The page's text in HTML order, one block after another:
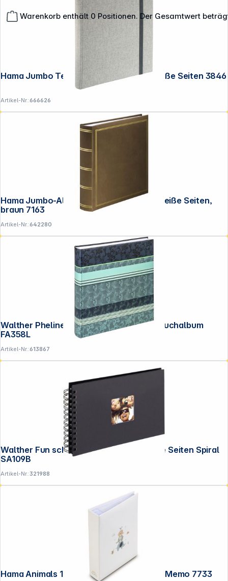
Warenkorb enthält 0 Positionen. Der Gesamtwert
Hama Jumbo Tessuto grau 30x30 60 weiße Seiten 3846
Artikel-Nr.:666626
Hama Jumbo-Album London 30x30 80 weiße Seiten,
braun 7163
Artikel-Nr.:642280
Walther Pheline blau 30x30 100 Seiten Buchalbum
FA358L
Artikel-Nr.:613867
Walther Fun schwarz 23x17 40 schwarze Seiten Spiral
SA109B
Artikel-Nr.:321988
Hama Animals 10x15 200 Fotos Einsteck/Memo 7733
**EVP = Empfohlener Verkaufspreis des Herstellers /
Lieferanten zzgl. 19% Mwst.
Alle Preise exkl. gesetzl. Mehrwertsteuer zzgl.
Copyright © 2001 - 2026 DGH - Alle Rechte vorbehalten.